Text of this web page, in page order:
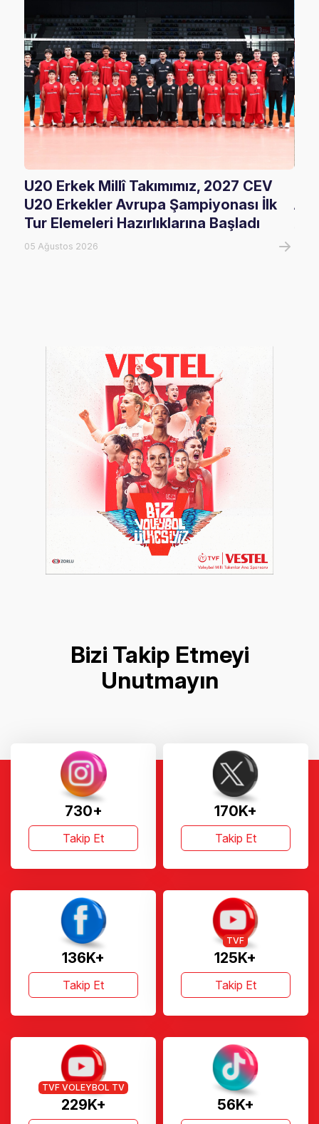
U20 Erkek Millî Takımımız, 2027 CEV
U20 Erkekler Avrupa Şampiyonası İlk
Tur Elemeleri Hazırlıklarına Başladı
05 Ağustos 2026
Bizi Takip Etmeyi
Unutmayın
730+
Takip Et
170K+
Takip Et
136K+
Takip Et
125K+
TVF
Takip Et
229K+
TVF VOLEYBOL TV
56K+